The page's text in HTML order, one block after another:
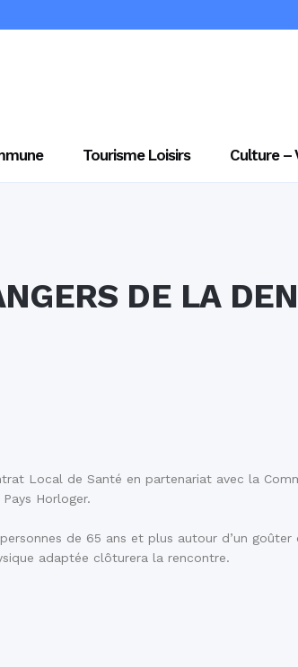
Tourisme Loisirs Culture –
DE LA
Local de Santé en partenariat avec la
Horloger.
de 65 ans et plus autour d’un
adaptée clôturera la rencontre.